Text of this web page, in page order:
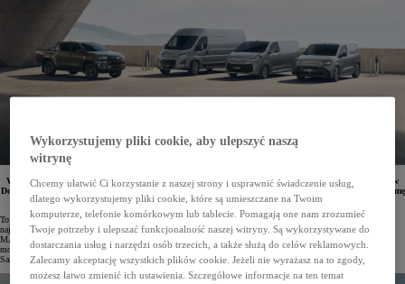
We wszystkich salonach Toyoty oraz Toyota Professional w Polsce startują Dni Otwarte Samochodów
Dostawczych, które potrwają do 5 października. Klienci po raz pierwszy będą mogli zobaczyć całą gamę
aut z rodziny PROACE, w tym najnowszy model PROACE MAX.
Toyota Professional może uznać rok 2024 za wyjątkowy. Przede wszystkim marka odnowiła cieszące się
największą popularnością modele PROACE CITY i PROACE, a także wzbogaciła ofertę o vana PROACE
MAX, który stanowi debiut Toyoty w kategorii największych pojazdów dostawczych. Pełną gamę nowych
modeli, wraz z niezawodnym pick-upem Toyotą Hilux, można obejrzeć podczas trwających Dni Otwartych
Samochodów Dostawczych.
Wykorzystujemy pliki cookie, aby ulepszyć naszą
witrynę
Chcemy ułatwić Ci korzystanie z naszej strony i usprawnić świadczenie usług,
dlatego wykorzystujemy pliki cookie, które są umieszczane na Twoim
komputerze, telefonie komórkowym lub tablecie. Pomagają one nam zrozumieć
Twoje potrzeby i ulepszać funkcjonalność naszej witryny. Są wykorzystywane do
dostarczania usług i narzędzi osób trzecich, a także służą do celów reklamowych.
Zalecamy akceptację wszystkich plików cookie. Jeżeli nie wyrażasz na to zgody,
możesz łatwo zmienić ich ustawienia. Szczegółowe informacje na ten temat